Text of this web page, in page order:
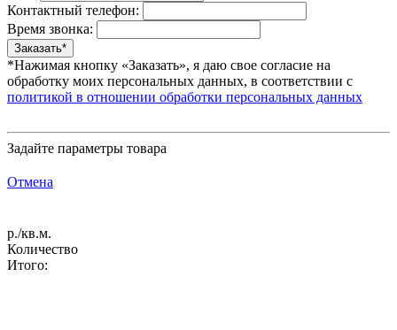
Контактный телефон:
Время звонка:
*Нажимая кнопку «Заказать», я даю свое согласие на
обработку моих персональных данных, в соответствии с
политикой в отношении обработки персональных данных
Задайте параметры товара
Отмена
р./кв.м.
Количество
Итого: